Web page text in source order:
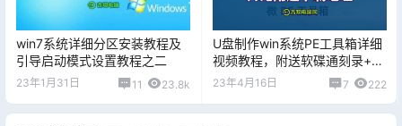
win7系统详细分区安装教程及
引导启动模式设置教程之二
23年1月31日 11 23.8k
U盘制作win系统PE工具箱详细
视频教程，附送软碟通刻录+PE
工具
23年4月16日 7 222